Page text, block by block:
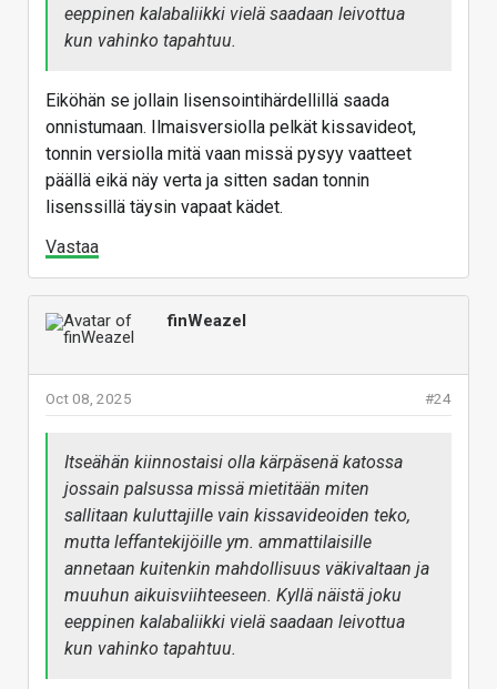
eeppinen kalabaliikki vielä saadaan leivottua
kun vahinko tapahtuu.
Eiköhän se jollain lisensointihärdellillä saada
onnistumaan. Ilmaisversiolla pelkät kissavideot,
tonnin versiolla mitä vaan missä pysyy vaatteet
päällä eikä näy verta ja sitten sadan tonnin
lisenssillä täysin vapaat kädet.
Vastaa
finWeazel
#24
Oct 08, 2025
Itseähän kiinnostaisi olla kärpäsenä katossa
jossain palsussa missä mietitään miten
sallitaan kuluttajille vain kissavideoiden teko,
mutta leffantekijöille ym. ammattilaisille
annetaan kuitenkin mahdollisuus väkivaltaan ja
muuhun aikuisviihteeseen. Kyllä näistä joku
eeppinen kalabaliikki vielä saadaan leivottua
kun vahinko tapahtuu.